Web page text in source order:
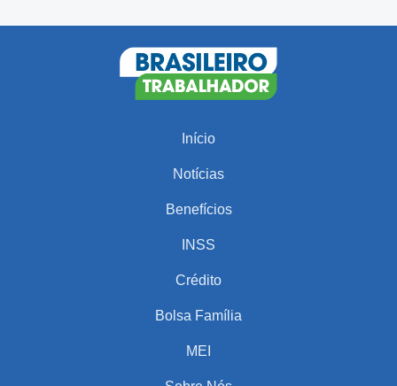
Início
Notícias
Benefícios
INSS
Crédito
Bolsa Família
MEI